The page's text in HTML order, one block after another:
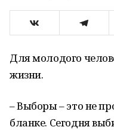
Для молодого
жизни.
– Выборы – это не
бланке. Сегодня